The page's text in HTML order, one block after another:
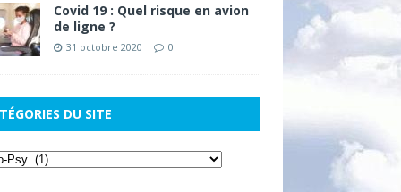
Covid 19 : Quel risque en avion
de ligne ?
31 octobre 2020 0
DU SITE